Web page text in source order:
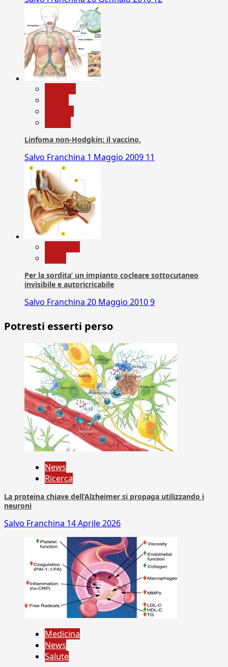
Linfoma non-Hodgkin: il vaccino.
Salvo Franchina 1 Maggio 2009 11
Per la sordita’ un impianto cocleare sottocutaneo
invisibile e autoricricabile
Salvo Franchina 20 Maggio 20109
Potresti esserti perso
News
Ricerca
La proteina chiave dell’Alzheimer si propaga utilizzando i
neuroni
Salvo Franchina 14 Aprile 2026
Medicina
News
Salute